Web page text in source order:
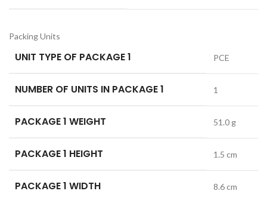
Packing Units
UNIT TYPE OF PACKAGE 1 PCE
NUMBER OF UNITS IN PACKAGE 1 1
PACKAGE 1 WEIGHT 51.0 g
PACKAGE 1 HEIGHT 1.5 cm
PACKAGE 1 WIDTH 8.6 cm